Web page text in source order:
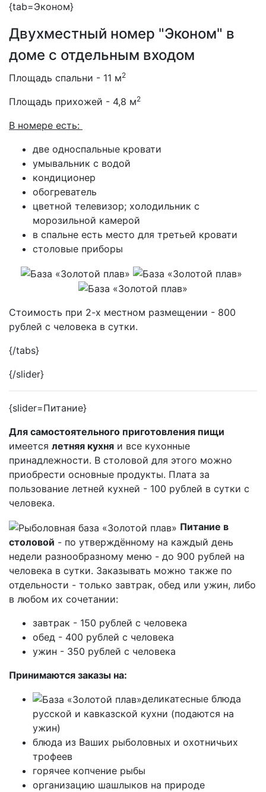
{tab=Эконом}
Двухместный номер "Эконом" в
доме с отдельным входом
Площадь спальни - 11 м2
Площадь прихожей - 4,8 м2
В номере есть:
две односпальные кровати
умывальник с водой
кондиционер
обогреватель
цветной телевизор; холодильник с
морозильной камерой
в спальне есть место для третьей кровати
столовые приборы
Стоимость при 2-х местном размещении - 800
рублей с человека в сутки.
{/tabs}
{/slider}
{slider=Питание}
Для самостоятельного приготовления пищи
имеется летняя кухня и все кухонные
принадлежности. В столовой для этого можно
приобрести основные продукты. Плата за
пользование летней кухней - 100 рублей в сутки с
человека.
Питание в
столовой - по утверждённому на каждый день
недели разнообразному меню - до 900 рублей на
человека в сутки. Заказывать можно также по
отдельности - только завтрак, обед или ужин, либо
в любом их сочетании:
завтрак - 150 рублей с человека
обед - 400 рублей с человека
ужин - 350 рублей с человека
Принимаются заказы на:
деликатесные блюда
русской и кавказской кухни (подаются на
ужин)
блюда из Ваших рыболовных и охотничьих
трофеев
горячее копчение рыбы
организацию шашлыков на природе